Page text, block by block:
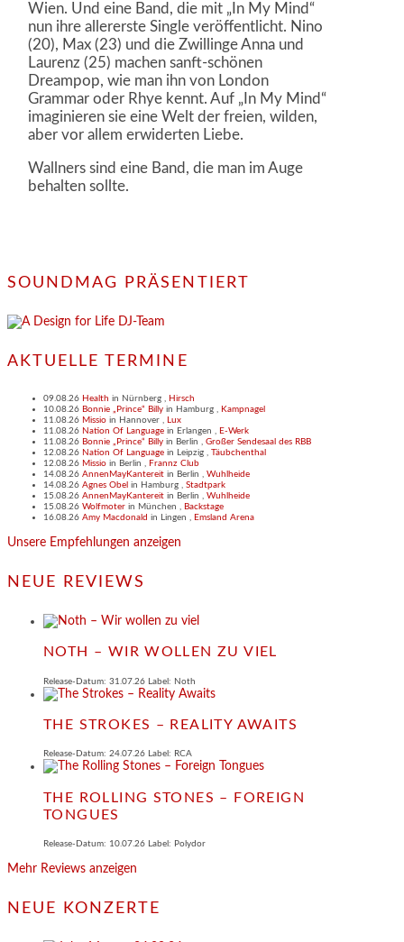
Wien. Und eine Band, die mit „In My Mind“
nun ihre allererste Single veröffentlicht. Nino
(20), Max (23) und die Zwillinge Anna und
Laurenz (25) machen sanft-schönen
Dreampop, wie man ihn von London
Grammar oder Rhye kennt. Auf „In My Mind“
imaginieren sie eine Welt der freien, wilden,
aber vor allem erwiderten Liebe.
Wallners sind eine Band, die man im Auge
behalten sollte.
SOUNDMAG PRÄSENTIERT
AKTUELLE TERMINE
09.08.26 Health in Nürnberg , Hirsch
10.08.26 Bonnie „Prince“ Billy in Hamburg , Kampnagel
11.08.26 Missio in Hannover , Lux
11.08.26 Nation Of Language in Erlangen , E-Werk
11.08.26 Bonnie „Prince“ Billy in Berlin , Großer Sendesaal des RBB
12.08.26 Nation Of Language in Leipzig , Täubchenthal
12.08.26 Missio in Berlin , Frannz Club
14.08.26 AnnenMayKantereit in Berlin , Wuhlheide
14.08.26 Agnes Obel in Hamburg , Stadtpark
15.08.26 AnnenMayKantereit in Berlin , Wuhlheide
15.08.26 Wolfmoter in München , Backstage
16.08.26 Amy Macdonald in Lingen , Emsland Arena
Unsere Empfehlungen anzeigen
NEUE REVIEWS
NOTH – WIR WOLLEN ZU VIEL
Release-Datum: 31.07.26 Label: Noth
THE STROKES – REALITY AWAITS
Release-Datum: 24.07.26 Label: RCA
THE ROLLING STONES – FOREIGN
TONGUES
Release-Datum: 10.07.26 Label: Polydor
Mehr Reviews anzeigen
NEUE KONZERTE